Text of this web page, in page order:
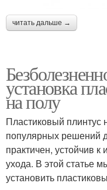
читать дальше →
установка
на полу
Пластиковый плинтус
популярных решений
практичен, устойчив
ухода. В этой статье
установить